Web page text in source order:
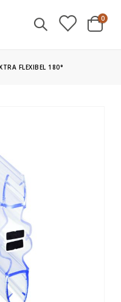
Cart
0
FLEXIBEL 180°